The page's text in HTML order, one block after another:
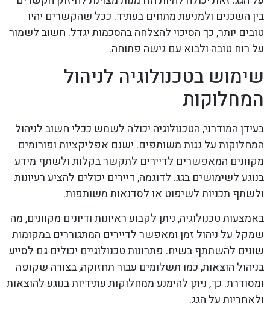
בין השכנים ולמניעת מתחים בעתיד. ככל שהקשרים יהיו
טובים יותר, כך הסיכוי להצלחה בהסכמות יגדל. חשוב לשמור
על רוח טובה ולבוא עם גישה פתוחה.
שימוש בטכנולוגיה לניהול
המחלוקות
בעידן המודרני, הטכנולוגיה יכולה לשמש ככלי חשוב לניהול
המחלוקות על גגות משותפים. ישנם אפליקציות ופורומים
מקוונים המאפשרים לדיירים לתקשר בקלות ולשתף מידע
בנוגע לשימושים בגג. לדוגמה, דיירים יכולים להציע רעיונות
ולשתף תכניות לשיפוט או לסדנאות משותפות.
באמצעות טכנולוגיה, ניתן לקבוע ראיונות ודיונים מקוונים, מה
שמקל על ניהול זמן ומאפשר לדיירים המתגוררים במקומות
שונים להשתתף בשיח. פתרונות טכנולוגיים יכולים גם לסייע
בניהול הוצאות, כמו תשלומים עבור תחזוקה, בצורה שקופה
ומסודרת. כך, ניתן להימנע ממחלוקות עתידיות בנוגע להוצאות
ולאחריות על הגג.